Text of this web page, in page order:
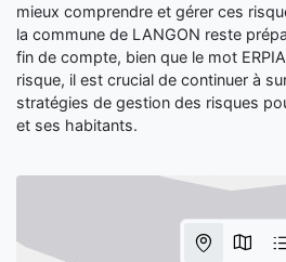
mieux comprendre et gérer ces
la commune de LANGON reste
fin de compte, bien que le mot
risque, il est crucial de continuer à
stratégies de gestion des risques
et ses habitants.